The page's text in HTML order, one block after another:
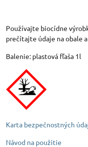
Používajte biocídne
prečítajte údaje na obale
Balenie: plastová fľaša 1l
Karta bezpečnostných
Návod na použitie